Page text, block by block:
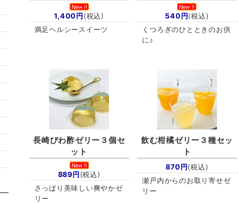
1,400円(税込)
満足ヘルシースイーツ
540円(税込)
くつろぎのひとときのお供
に♪
長崎びわ酢ゼリー３個セ
ット
889円(税込)
さっぱり美味しい爽やかゼ
リー
飲む柑橘ゼリー３種セッ
ト
870円(税込)
瀬戸内からのお取り寄せゼ
リー